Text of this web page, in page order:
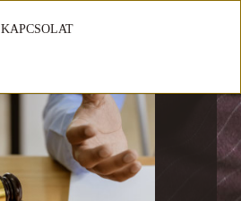
KAPCSOLAT